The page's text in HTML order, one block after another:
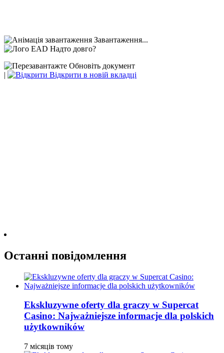
Завантаження...
Надто довго?
Обновіть документ
|
Відкрити в новій вкладці
Останні повідомлення
Ekskluzywne oferty dla graczy w Supercat
Casino: Najważniejsze informacje dla polskich
użytkowników
7 місяців тому